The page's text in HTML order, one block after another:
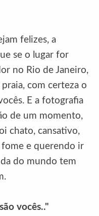
felizes, a
se o lugar for
no Rio de Janeiro,
com certeza o
E a fotografia
de um momento,
chato, cansativo,
fome e querendo ir
do mundo tem
vocês.."